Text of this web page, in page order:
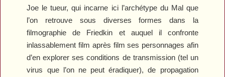
Joe le tueur, qui incarne ici l’archétype du Mal que
l’on retrouve sous diverses formes dans la
filmographie de Friedkin et auquel il confronte
inlassablement film après film ses personnages afin
d’en explorer ses conditions de transmission (tel un
virus que l’on ne peut éradiquer), de propagation